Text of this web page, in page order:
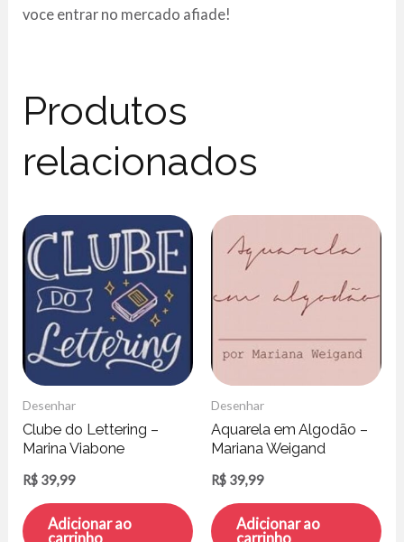
voce entrar no mercado afiade!
Produtos
relacionados
Desenhar
Clube do Lettering –
Marina Viabone
R$ 39,99
Adicionar ao
carrinho
Desenhar
Aquarela em Algodão –
Mariana Weigand
R$ 39,99
Adicionar ao
carrinho